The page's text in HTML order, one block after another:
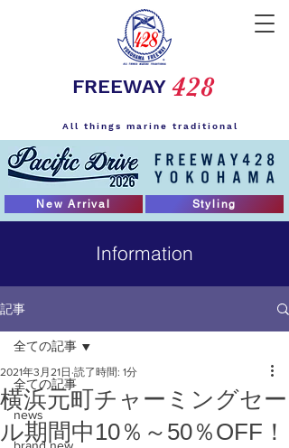
FREEWAY
All things marine traditional
428
New Arrival Styling
Information
記事
全ての記事
news
全ての記事
横浜元町チャーミングセー
ル期間中10％～50％OFF！
2021年3月21日 読了時間: 1分